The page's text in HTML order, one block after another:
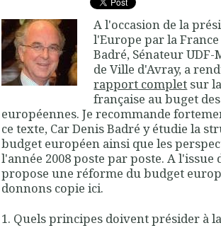
A l'occasion de la
l'Europe par la France
Badré, Sénateur UDF-
de Ville d'Avray, a
rapport complet sur
française au buget
européennes. Je recommande
ce texte, Car Denis Badré y étudie la
budget européen ainsi que les
l'année 2008 poste par poste. A
propose une réforme du budget
donnons copie ici.
1. Quels principes doivent présider à